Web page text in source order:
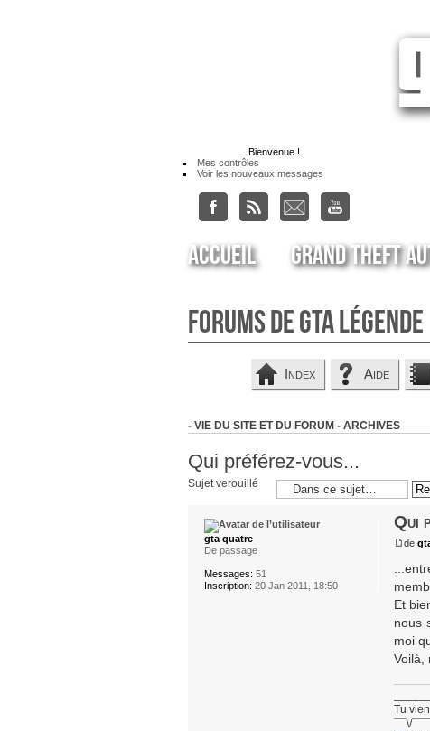
Bienvenue !
Mes contrôles
Voir les nouveaux messages
Accueil Grand Theft
Forums de GTA Légende
Index Aide
- VIE DU SITE ET DU FORUM - ARCHIVES
Qui préférez-vous...
Sujet verouillé
Qui
de
Et
nous
moi
Voilà,
Tu
¯¯\/
gta quatre
De passage
Messages: 51
Inscription: 20 Jan 2011, 18:50